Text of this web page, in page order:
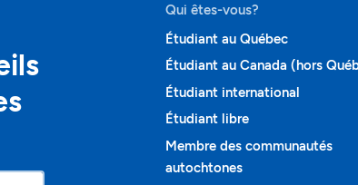
Qui êtes-vous?
Étudiant au Québec
Étudiant au Canada (hors
Étudiant international
Étudiant libre
Membre des communautés
autochtones